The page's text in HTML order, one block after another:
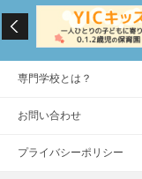
専門学校とは？
お問い合わせ
プライバシーポリシー